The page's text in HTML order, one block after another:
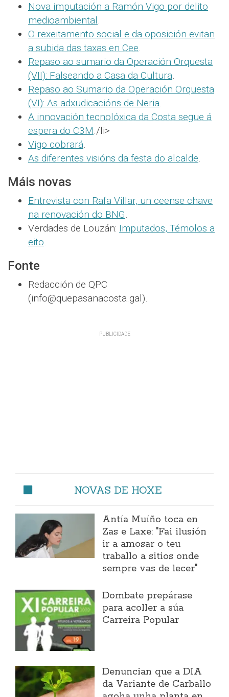
Nova imputación a Ramón Vigo por delito
medioambiental.
O rexeitamento social e da oposición evitan
a subida das taxas en Cee.
Repaso ao sumario da Operación Orquesta
(VII): Falseando a Casa da Cultura.
Repaso ao Sumario da Operación Orquesta
(VI): As adxudicacións de Neria.
A innovación tecnolóxica da Costa segue á
espera do C3M./li>
Vigo cobrará.
As diferentes visións da festa do alcalde.
Máis novas
Entrevista con Rafa Villar, un ceense chave
na renovación do BNG.
Verdades de Louzán: Imputados, Témolos a
eito.
Fonte
Redacción de QPC
(info@quepasanacosta.gal).
NOVAS DE HOXE
Antía Muíño toca en
Zas e Laxe: "Fai ilusión
ir a amosar o teu
traballo a sitios onde
sempre vas de lecer"
Dombate prepárase
para acoller a súa
Carreira Popular
Denuncian que a DIA
da Variante de Carballo